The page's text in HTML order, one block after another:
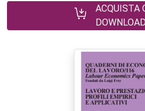
ACQUISTA